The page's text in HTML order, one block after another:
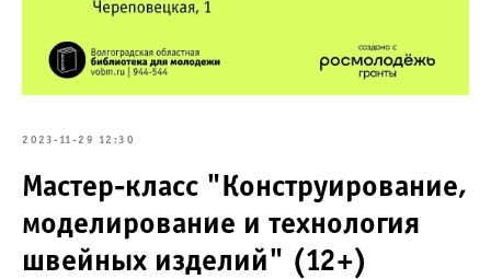
2023-11-29 12:30
Мастер-класс "Конструирование,
моделирование и технология
швейных изделий" (12+)